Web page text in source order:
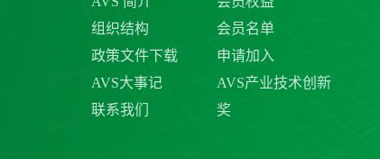
组织结构
政策文件下载
AVS大事记
联系我们
会员名单
申请加入
AVS产业技术创新
奖